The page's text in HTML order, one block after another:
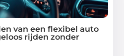
van een flexibel auto
rijden zonder